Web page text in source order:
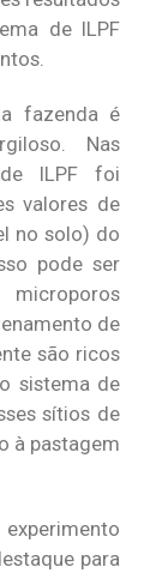
de ILPF
fazenda é
Nas
ILPF foi
valores de
no solo) do
pode ser
de
são ricos
sistema de
sítios de
à pastagem
para